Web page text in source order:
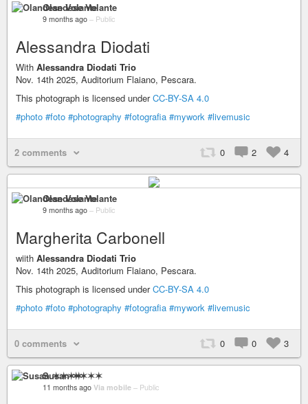
Olandese Volante
9 months ago – Public
Alessandra Diodati
With Alessandra Diodati Trio
Nov. 14th 2025, Auditorium Flaiano, Pescara.
This photograph is licensed underCC-BY-SA 4.0
#photo #foto #photography #fotografia #mywork #livemusic
2 comments 0 2 4
Olandese Volante
9 months ago – Public
Margherita Carbonell
wiith Alessandra Diodati Trio
Nov. 14th 2025, Auditorium Flaiano, Pescara.
This photograph is licensed underCC-BY-SA 4.0
#photo #foto #photography #fotografia #mywork #livemusic
0 comments 0 0 3
Susan ✶✶✶✶
11 months ago Via mobile – Public